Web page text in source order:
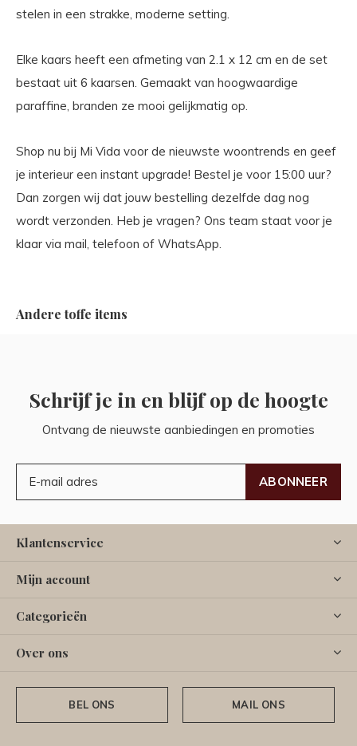
stelen in een strakke, moderne setting.
Elke kaars heeft een afmeting van 2.1 x 12 cm en de set
bestaat uit 6 kaarsen. Gemaakt van hoogwaardige
paraffine, branden ze mooi gelijkmatig op.
Shop nu bij Mi Vida voor de nieuwste woontrends en geef
je interieur een instant upgrade! Bestel je voor 15:00 uur?
Dan zorgen wij dat jouw bestelling dezelfde dag nog
wordt verzonden. Heb je vragen? Ons team staat voor je
klaar via mail, telefoon of WhatsApp.
Andere toffe items
Schrijf je in en blijf op de hoogte
Ontvang de nieuwste aanbiedingen en promoties
ABONNEER
Klantenservice
Mijn account
Categorieën
Over ons
BEL ONS MAIL ONS